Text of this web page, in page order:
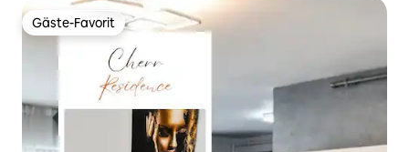
Gäste-Favorit
Gäste-Favorit